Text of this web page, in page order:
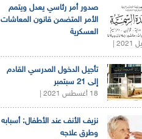
صدور أمر رئاسي يعدل ويتمم
الأمر المتضمن قانون المعاشات
العسكرية
تأجيل الدخول المدرسي القادم
إلى 21 سبتمبر
18 أغسطس 2021 |
نزيف الأنف عند الأطفال: أسبابه
وطرق علاجه